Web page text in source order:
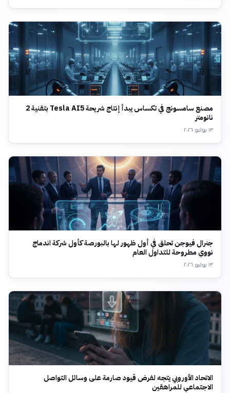
مصنع سامسونج في تكساس يبدأ إنتاج شريحة Tesla AI5 بتقنية 2
نانومتر
١٣ يوليو ٢٠٢٦
جنرال فيوجن تحلق في أول ظهور لها بالبورصة كأول شركة اندماج
نووي مطروحة للتداول العام
١٣ يوليو ٢٠٢٦
الاتحاد الأوروبي يتجه لفرض قيود صارمة على وسائل التواصل
الاجتماعي للمراهقين